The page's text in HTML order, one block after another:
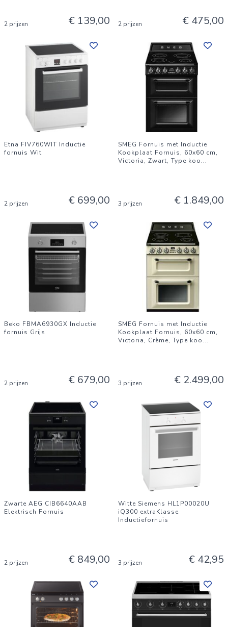
2 prijzen € 139,00 2 prijzen € 475,00
Etna FIV760WIT Inductie
fornuis Wit
2 prijzen € 699,00
SMEG Fornuis met Inductie
Kookplaat Fornuis, 60x60 cm,
Victoria, Zwart, Type koo...
3 prijzen € 1.849,00
Beko FBMA6930GX Inductie
fornuis Grijs
2 prijzen € 679,00
SMEG Fornuis met Inductie
Kookplaat Fornuis, 60x60 cm,
Victoria, Crème, Type koo...
3 prijzen € 2.499,00
Zwarte AEG CIB6640AAB
Elektrisch Fornuis
2 prijzen € 849,00
Witte Siemens HL1P00020U
iQ300 extraKlasse
Inductiefornuis
3 prijzen € 42,95